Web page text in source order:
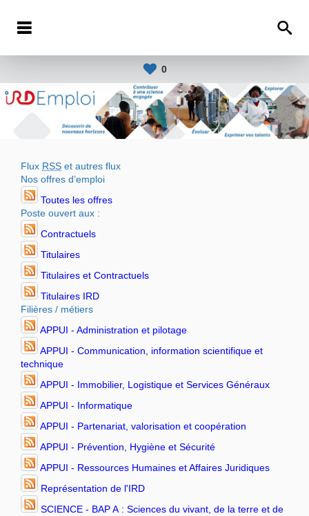
0
Flux RSS et autres flux
Nos offres d’emploi
Toutes les offres
Poste ouvert aux :
Contractuels
Titulaires
Titulaires et Contractuels
Titulaires IRD
Filières / métiers
APPUI - Administration et pilotage
APPUI - Communication, information scientifique et
technique
APPUI - Immobilier, Logistique et Services Généraux
APPUI - Informatique
APPUI - Partenariat, valorisation et coopération
APPUI - Prévention, Hygiène et Sécurité
APPUI - Ressources Humaines et Affaires Juridiques
Représentation de l'IRD
SCIENCE - BAP A : Sciences du vivant, de la terre et de